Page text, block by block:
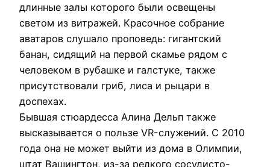
длинные залы которого были освещены
светом из витражей. Красочное собрание
аватаров слушало проповедь: гигантский
банан, сидящий на первой скамье рядом с
человеком в рубашке и галстуке, также
присутствовали гриб, лиса и рыцари в
доспехах.
Бывшая стюардесса Алина Дельп также
высказывается о пользе VR-служений. С 2010
года она не может выйти из дома в Олимпии,
штат Вашингтон, из-за редкого сосудисто-